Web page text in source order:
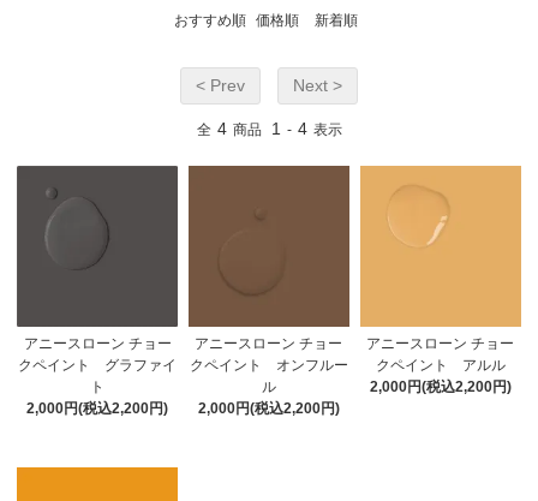
おすすめ順 価格順 新着順
< Prev Next >
全 4 商品 1 - 4 表示
アニースローン チョー
クペイント グラファイ
ト
2,000円(税込2,200円)
アニースローン チョー
クペイント オンフルー
ル
2,000円(税込2,200円)
アニースローン チョー
クペイント アルル
2,000円(税込2,200円)